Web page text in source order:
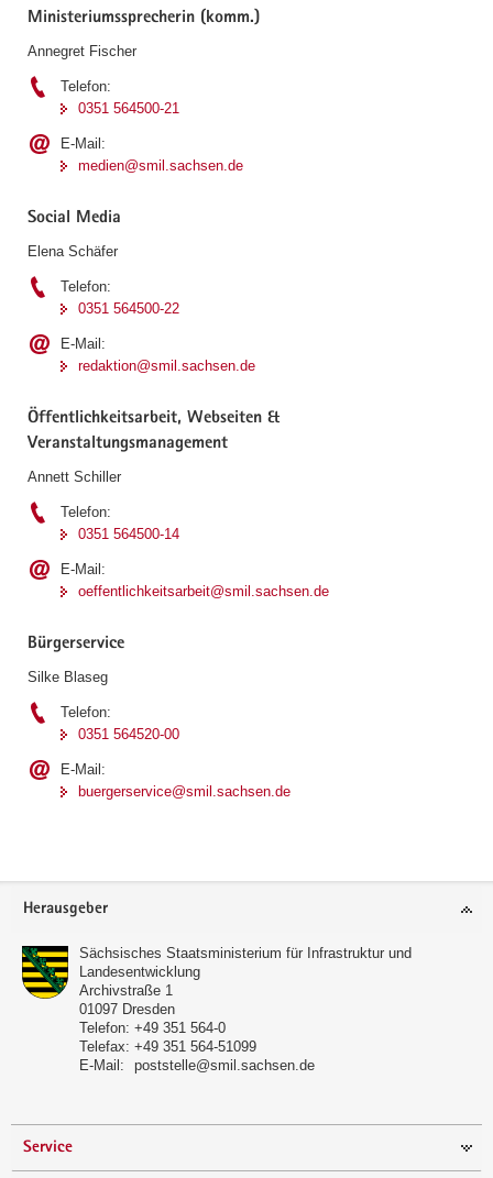
Ministeriumssprecherin (komm.)
Annegret Fischer
Telefon:
0351 564500-21
E-Mail:
medien@smil.sachsen.de
Social Media
Elena Schäfer
Telefon:
0351 564500-22
E-Mail:
redaktion@smil.sachsen.de
Öffentlichkeitsarbeit, Webseiten &
Veranstaltungsmanagement
Annett Schiller
Telefon:
0351 564500-14
E-Mail:
oeffentlichkeitsarbeit@smil.sachsen.de
Bürgerservice
Silke Blaseg
Telefon:
0351 564520-00
E-Mail:
buergerservice@smil.sachsen.de
Footer-
Herausgeber
Sächsisches Staatsministerium für Infrastruktur und
Landesentwicklung
Archivstraße 1
01097 Dresden
Telefon: +49 351 564-0
Telefax: +49 351 564-51099
E-Mail:
poststelle@smil.sachsen.de
Service